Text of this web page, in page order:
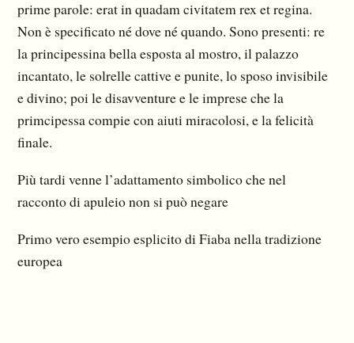
prime parole: erat in quadam civitatem rex et regina.
Non è specificato né dove né quando. Sono presenti: re
la principessina bella esposta al mostro, il palazzo
incantato, le solrelle cattive e punite, lo sposo invisibile
e divino; poi le disavventure e le imprese che la
primcipessa compie con aiuti miracolosi, e la felicità
finale.
Più tardi venne l’adattamento simbolico che nel
racconto di apuleio non si può negare
Primo vero esempio esplicito di Fiaba nella tradizione
europea